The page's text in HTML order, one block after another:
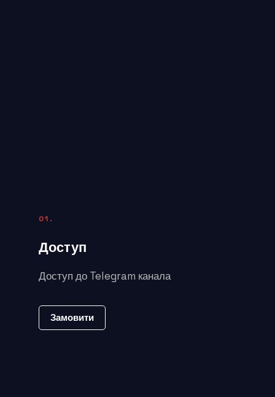
01.
Доступ
Доступ до Telegram канала
Замовити